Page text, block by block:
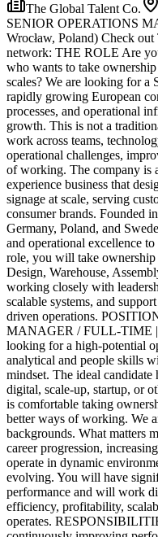
The Global Talent Co.
SENIOR OPERATIONS
Wrocław, Poland) Check
network: THE ROLE Are
who wants to take
scales? We are looking for a
rapidly growing European
processes, and operational
growth. This is not a
work across teams,
operational challenges,
of working. The company is
experience business that
signage at scale, serving
consumer brands. Founded
Germany, Poland, and
and operational excellence
role, you will take ownership
Design, Warehouse,
working closely with
scalable systems, and
driven operations.
MANAGER / FULL-TIME
looking for a high-potential
analytical and people skills
mindset. The ideal
digital, scale-up, startup, or
is comfortable taking
better ways of working. We
backgrounds. What matters
career progression,
operate in dynamic
evolving. You will have
performance and will work
efficiency, profitability,
operates.